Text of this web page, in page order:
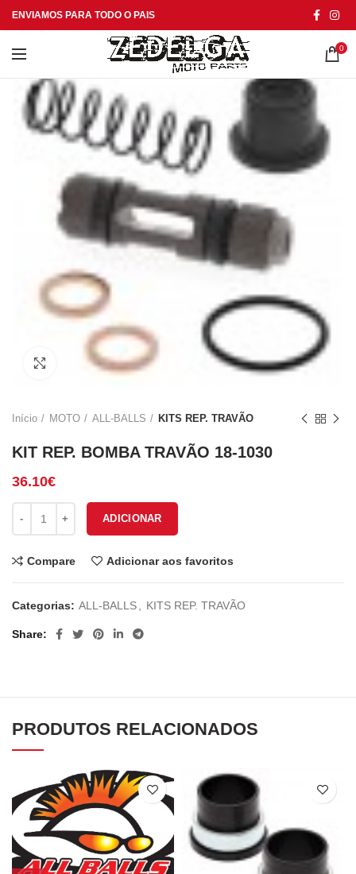
ENVIAMOS PARA TODO O PAIS
0
Click to enlarge
Início MOTO ALL-BALLS KITS REP. TRAVÃO
KIT REP. BOMBA TRAVÃO 18-1030
36.10€
ADICIONAR
Compare Adicionar aos favoritos
Categorias: ALL-BALLS KITS REP. TRAVÃO
Share
PRODUTOS RELACIONADOS